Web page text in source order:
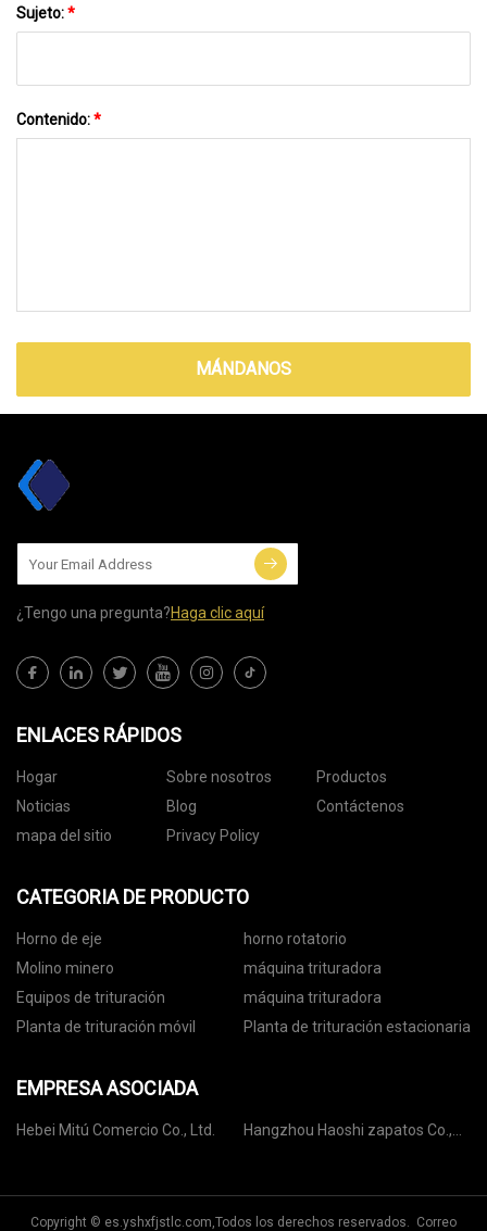
Sujeto:*
Contenido:*
MÁNDANOS
¿Tengo una pregunta?Haga clic aquí
ENLACES RÁPIDOS
Hogar Sobre nosotros
Productos
Noticias
Blog
Contáctenos
mapa del sitio
Privacy Policy
CATEGORIA DE PRODUCTO
Horno de eje
horno rotatorio
Molino minero
máquina trituradora
Equipos de trituración
máquina trituradora
Planta de trituración móvil
Planta de trituración estacionaria
EMPRESA ASOCIADA
Hebei Mitú Comercio Co., Ltd.
Hangzhou Haoshi zapatos Co.,
Copyright © es.yshxfjstlc.com,Todos los derechos reservados. Correo